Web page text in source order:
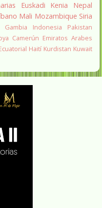
Euskadi Kenia
Nepal
Mali Mozambique Siria
Gambia Indonesia
Pakistan
Camerún Emiratos Arabes
Haití Kurdistan Kuwait